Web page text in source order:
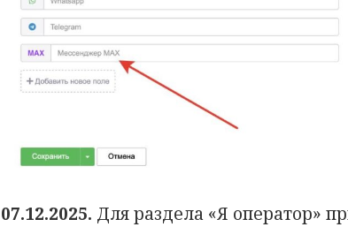
07.12.2025. Для раздела «Я оператор»